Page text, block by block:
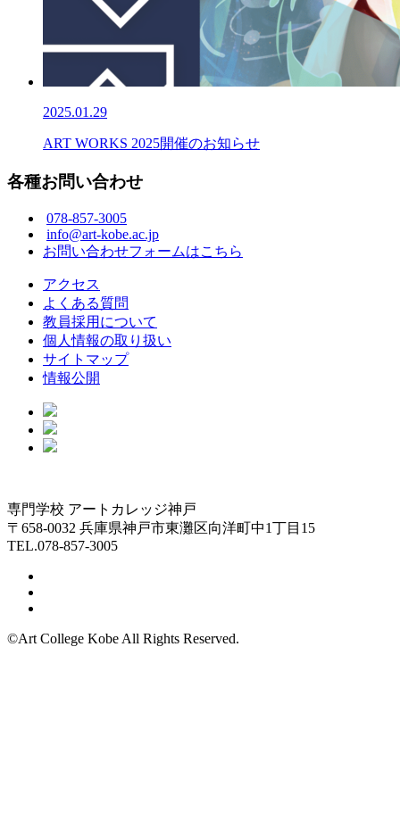
2025.01.29
ART WORKS 2025開催のお知らせ
各種お問い合わせ
078-857-3005
info@art-kobe.ac.jp
お問い合わせフォームはこちら
アクセス
よくある質問
教員採用について
個人情報の取り扱い
サイトマップ
情報公開
専門学校 アートカレッジ神戸
〒658-0032 兵庫県神戸市東灘区向洋町中1丁目15
TEL.078-857-3005
©Art College Kobe All Rights Reserved.